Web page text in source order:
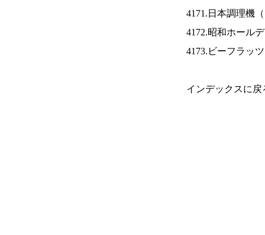
4171.日本調理機（
4172.昭和ホール
4173.ビーフラッ
インデックスに戻